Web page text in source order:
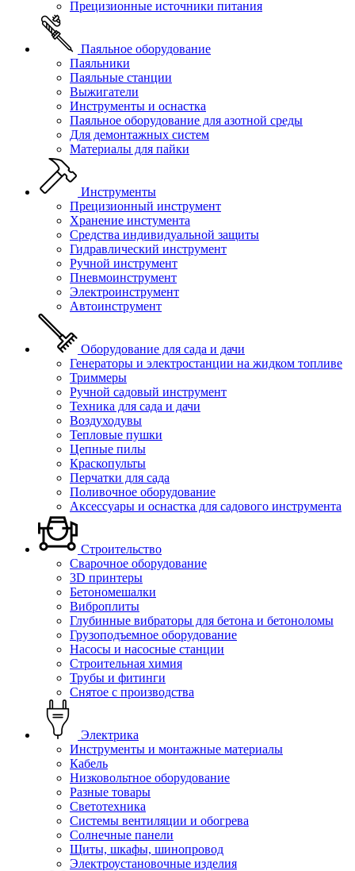
Прецизионные источники питания
Паяльное оборудование
Паяльники
Паяльные станции
Выжигатели
Инструменты и оснастка
Паяльное оборудование для азотной среды
Для демонтажных систем
Материалы для пайки
Инструменты
Прецизионный инструмент
Хранение инстумента
Средства индивидуальной защиты
Гидравлический инструмент
Ручной инструмент
Пневмоинструмент
Электроинструмент
Автоинструмент
Оборудование для сада и дачи
Генераторы и электростанции на жидком топливе
Триммеры
Ручной садовый инструмент
Техника для сада и дачи
Воздуходувы
Тепловые пушки
Цепные пилы
Краскопульты
Перчатки для сада
Поливочное оборудование
Аксессуары и оснастка для садового инструмента
Строительство
Сварочное оборудование
3D принтеры
Бетономешалки
Виброплиты
Глубинные вибраторы для бетона и бетоноломы
Грузоподъемное оборудование
Насосы и насосные станции
Строительная химия
Трубы и фитинги
Снятое с производства
Электрика
Инструменты и монтажные материалы
Кабель
Низковольтное оборудование
Разные товары
Светотехника
Системы вентиляции и обогрева
Солнечные панели
Щиты, шкафы, шинопровод
Электроустановочные изделия